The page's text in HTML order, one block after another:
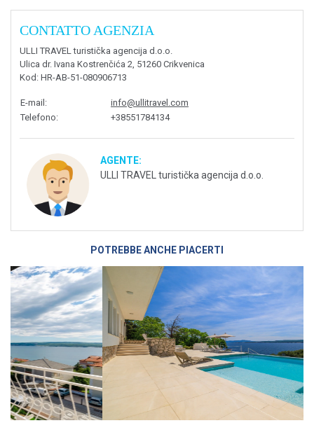
CONTATTO AGENZIA
ULLI TRAVEL turistička agencija d.o.o.
Ulica dr. Ivana Kostrenčića 2, 51260 Crikvenica
Kod : HR-AB-51-080906713
E-mail :
info@ullitravel.com
Telefono: +38551784134
AGENTE:
ULLI TRAVEL turistička agencija d.o.o.
POTREBBE ANCHE PIACERTI